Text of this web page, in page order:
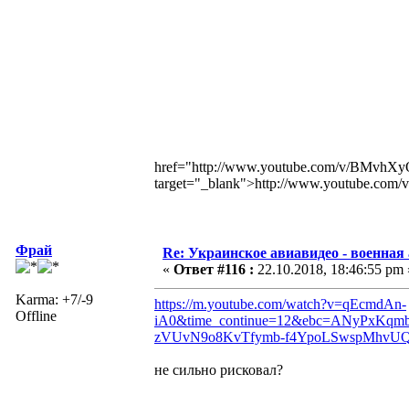
href="http://www.youtube.com/v/
target="_blank">http://
Фрай
Karma: +7/-9
Offline
Re: Украинское авиавидео -
« Ответ #116 : 22.10.2018, 18:46:55 pm
https://m.youtube.com/watch?v=qEcmdAn-
zVUvN9o8KvTfymb-
не сильно рисковал?